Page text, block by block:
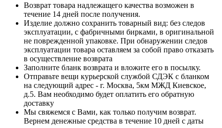
Возврат товара надлежащего качества возможен в
течение 14 дней после получения.
Изделие должно сохранить товарный вид: без следов
эксплуатации, с фабричными бирками, в оригинальной
не поврежденной упаковке. При обнаружении следов
эксплуатации товара оставляем за собой право отказать
в осуществление возврата
Заполните бланк возврата и вложите его в посылку.
Отправьте вещи курьерской службой СДЭК с бланком
на следующий адрес - г. Москва, 5км МЖД Киевское,
д.5. Вам необходимо будет оплатить его обратную
доставку
Мы свяжемся с Вами, как только получим возврат.
Вернем денежные средства в течение 10 дней с даты